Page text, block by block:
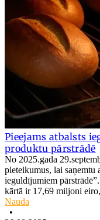
Pieejams atbalsts
produktu pārstrādē
No 2025.gada
pieteikumus, lai saņemtu
ieguldījumiem
kārtā ir 17,69 miljoni
Nauda
•